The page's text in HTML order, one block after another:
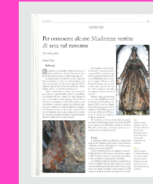
Contatti
Eng